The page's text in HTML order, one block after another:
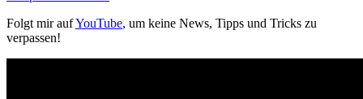
Folgt mir aufYouTube, um keine News, Tipps und Tricks zu
verpassen!